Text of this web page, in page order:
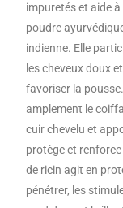
impuretés et aide
poudre
indienne. Elle
les cheveux doux
favoriser la
amplement le
cuir chevelu et
protège et
de ricin agit en
pénétrer, les